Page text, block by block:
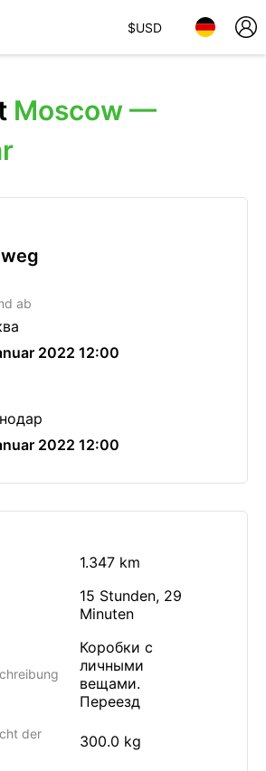
$USD
Moscow —
ab
2022 12:00
2022 12:00
1.347 km
15 Stunden, 29
Minuten
Коробки с
личными
вещами.
Переезд
der
300.0 kg